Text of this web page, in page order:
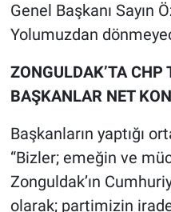
Genel Başkanı Sayın
Yolumuzdan
ZONGULDAK’TA CHP
BAŞKANLAR NET
Başkanların yaptığı
“Bizler; emeğin ve
Zonguldak’ın
olarak; partimizin